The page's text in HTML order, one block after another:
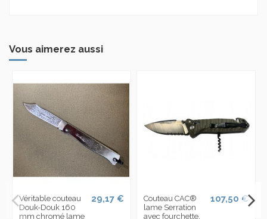
Vous aimerez aussi
Véritable couteau
Douk-Douk 160
mm chromé lame
29,17 €
Couteau CAC®
lame Serration
avec fourchette,
107,50 €